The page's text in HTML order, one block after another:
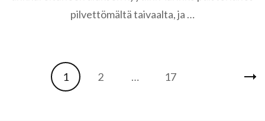
sen
pilvettömältä taivaalta, ja …
Artikkelien
selaus
Sivu
1 Sivu
2 … Sivu
17